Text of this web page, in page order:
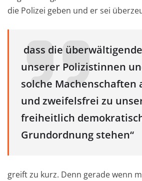
die Polizei geben und er sei
dass die
unserer Polizistinnen
solche Machenschaften
und zweifelsfrei zu
freiheitlich
Grundordnung stehen“
greift zu kurz. Denn gerade wenn